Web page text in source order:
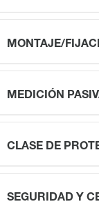
MONTAJE/
MEDICIÓN
CLASE DE
SEGURIDAD Y